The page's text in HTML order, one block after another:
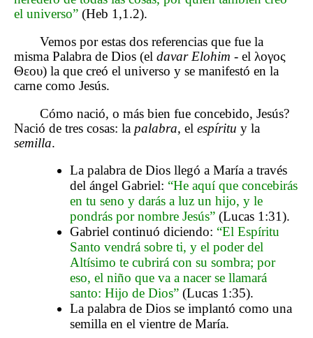
el universo” (Heb 1,1.2).
Vemos por estas dos referencias que fue la
misma Palabra de Dios (el davar Elohim - el λογος
Θεου) la que creó el universo y se manifestó en la
carne como Jesús.
Cómo nació, o más bien fue concebido, Jesús?
Nació de tres cosas: la palabra, el espíritu y la
semilla.
La palabra de Dios llegó a María a través
del ángel Gabriel: “He aquí que concebirás
en tu seno y darás a luz un hijo, y le
pondrás por nombre Jesús” (Lucas 1:31).
Gabriel continuó diciendo: “El Espíritu
Santo vendrá sobre ti, y el poder del
Altísimo te cubrirá con su sombra; por
eso, el niño que va a nacer se llamará
santo: Hijo de Dios” (Lucas 1:35).
La palabra de Dios se implantó como una
semilla en el vientre de María.